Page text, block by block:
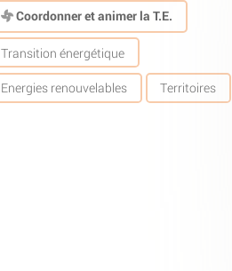
Coordonner et animer la T.E.
Transition énergétique
Energies renouvelables Territoires